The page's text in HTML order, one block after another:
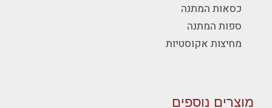
כסאות המתנה
ספות המתנה
מחיצות אקוסטיות
מוצרים נוספים